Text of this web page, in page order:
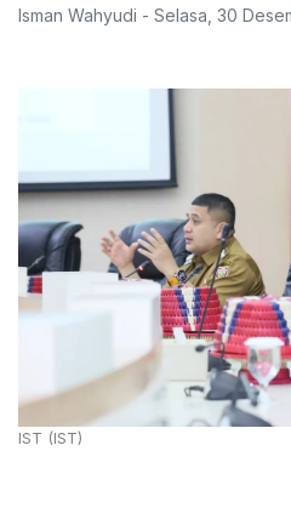
Isman Wahyudi - Selasa 30
IST (IST)